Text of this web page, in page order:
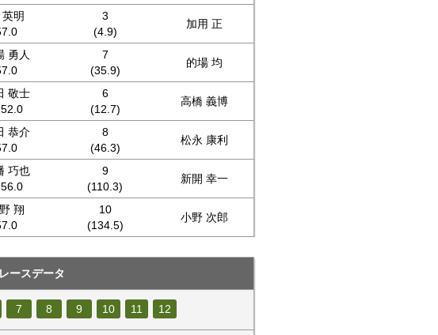
明
3
(4.9)
加用 正
勇人
7
(35.9)
的場 均
敬士
6
(12.7)
高橋 義博
恭介
8
(46.3)
松永 康利
巧也
9
(110.3)
新開 幸一
野 翔
10
(134.5)
小野 次郎
レースデータ
7 8 9 10 11 12